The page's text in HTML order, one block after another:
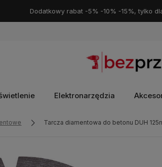
Dodatkowy rabat -5% -10% -15%, tylko
Elektronarzędzia
Tarcza diamentowa do betonu DUH